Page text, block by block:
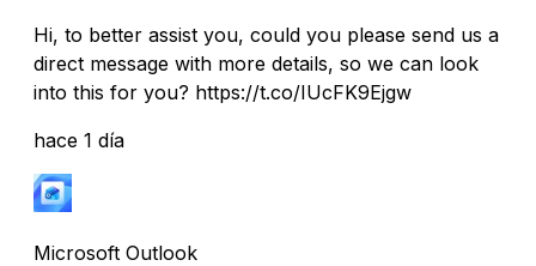
Hi, to better assist you, could you please send us a
direct message with more details, so we can look
into this for you? https://t.co/IUcFK9Ejgw
hace 1 día
Microsoft Outlook